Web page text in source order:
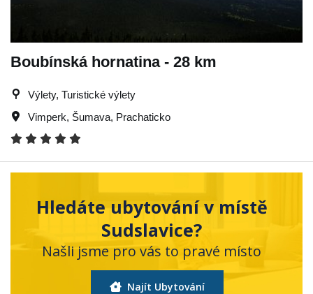
Boubínská hornatina - 28 km
Výlety, Turistické výlety
Vimperk, Šumava, Prachaticko
Hledáte ubytování v místě
Sudslavice?
Našli jsme pro vás to pravé místo
Najít Ubytování